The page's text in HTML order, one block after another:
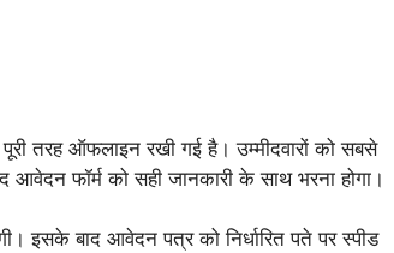
तरह ऑफलाइन रखी गई है। उम्मीदवारों को सबसे
फॉर्म को सही जानकारी के साथ भरना होगा।
इसके बाद आवेदन पत्र को निर्धारित पते पर स्पीड